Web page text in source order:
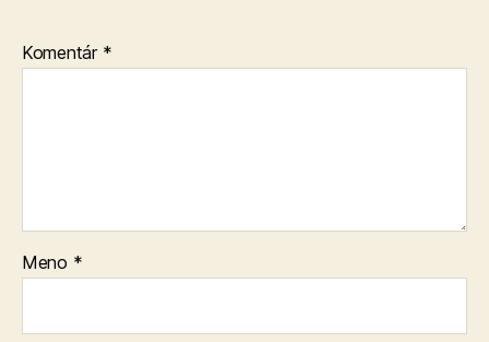
Komentár *
Meno *